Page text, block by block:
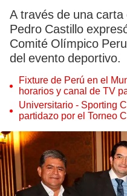
A través de una
Pedro Castillo
Comité Olímpico
del evento deportivo.
Fixture de Perú en el
horarios y canal de TV
torneo
Universitario - Sporting
partidazo por el Torneo